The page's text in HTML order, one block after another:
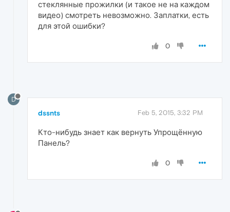
стеклянные прожилки (и такое не на каждом
видео) смотреть невозможно. Заплатки, есть
для этой ошибки?
0
D
dssnts Feb 5, 2015, 3:32 PM
Кто-нибудь знает как вернуть Упрощённую
Панель?
0